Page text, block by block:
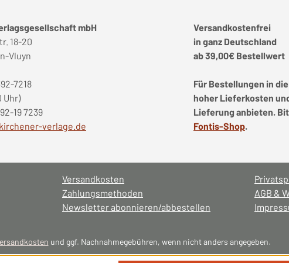
mbH
18-20
Vluyn
7218
Uhr)
19 7239
verlage.de
Versandkostenfrei
in ganz Deutschland
ab 39,00€ Bestellwert
Für Bestellungen in
hoher Lieferkosten
Lieferung anbieten.
Fontis-Shop.
Versandkosten
Zahlungsmethoden
Newsletter abonnieren/abbestellen
AGB &
und ggf. Nachnahmegebühren, wenn nicht anders angegeben.